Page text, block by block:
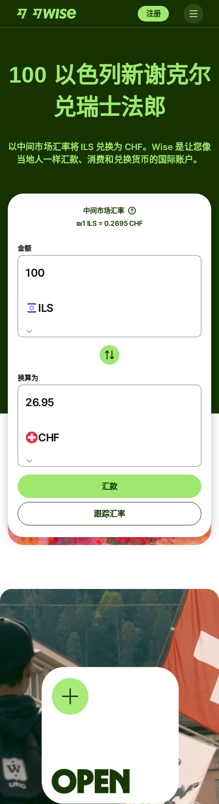
注册
100 以色列新谢克尔
兑瑞士法郎
以中间市场汇率将 ILS 兑换为 CHF。Wise 是让您像
当地人一样汇款、消费和兑换货币的国际账户。
中间市场汇率
₪1 ILS = 0.2695 CHF
金额
ILS
换算为
CHF
汇款
跟踪汇率